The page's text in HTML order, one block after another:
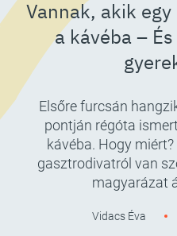
Vannak, akik
a kávéba –
Elsőre furcsán
pontján régóta
kávéba. Hogy
gasztrodivatról van
magyarázat
Vidacs Éva